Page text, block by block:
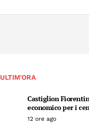
ULTIM'ORA
Castiglion
economico per i
12 ore ago